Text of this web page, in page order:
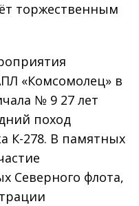
торжественным
«Комсомолец» в
№ 9 27 лет
поход
К-278. В памятных
Северного флота,